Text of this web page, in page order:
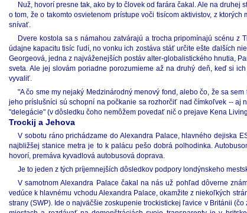
Nuž, hovorí presne tak, ako by to človek od farára čakal. Ale na
o tom, že o takomto osvietenom prístupe voči tisícom aktivistov, z
snívať.
Dvere kostola sa s námahou zatvárajú a trocha pripomínajú scénu
údajne kapacitu tisíc ľudí, no vonku ich zostáva stáť určite ešte ďalších
Georgeová, jedna z najváženejších postáv alter-globalistického hnutia,
sveta. Ale jej slovám poriadne porozumieme až na druhý deň, keď si ich
vyvaliť.
"A čo sme my nejaký Medzinárodný menový fond, alebo čo, že sa
jeho príslušníci sú schopní na počkanie sa rozhorčiť nad čímkoľvek -- aj
"delegácie" (v dôsledku čoho nemôžem povedať nič o prejave Kena
Trockij a Jehova
V sobotu ráno prichádzame do Alexandra Palace, hlavného dejiska
najbližšej stanice metra je to k palácu pešo dobrá polhodinka.
hovorí, premáva kyvadlová autobusová doprava.
Je to jeden z tých príjemnejších dôsledkov podpory londýnskeho
V samotnom Alexandra Palace čakal na nás už pohľad dôverne
vedúce k hlavnému vchodu Alexandra Palace, okamžite z niekoľkých
strany (SWP). Ide o najväčšie zoskupenie trockistickej ľavice v Británii